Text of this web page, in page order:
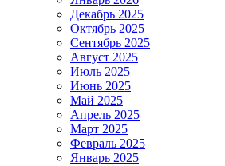
Декабрь 2025
Октябрь 2025
Сентябрь 2025
Август 2025
Июль 2025
Июнь 2025
Май 2025
Апрель 2025
Март 2025
Февраль 2025
Январь 2025